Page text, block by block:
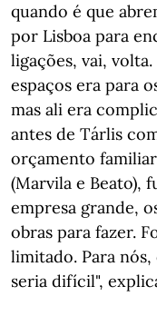
quando é que
por Lisboa para
ligações, vai,
espaços era para
mas ali era
antes de Tárlis
orçamento
(Marvila e Beato),
empresa grande,
obras para fazer.
limitado. Para
seria difícil",